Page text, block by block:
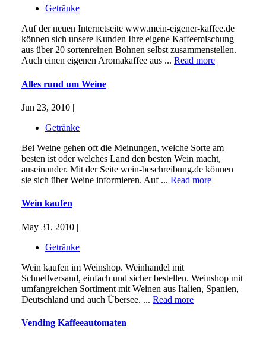
Getränke
Auf der neuen Internetseite www.mein-eigener-kaffee.de
können sich unsere Kunden Ihre eigene Kaffeemischung
aus über 20 sortenreinen Bohnen selbst zusammenstellen.
Auch einen eigenen Aromakaffee aus ... Read more
Alles rund um Weine
Jun 23, 2010 |
Getränke
Bei Weine gehen oft die Meinungen, welche Sorte am
besten ist oder welches Land den besten Wein macht,
auseinander. Mit der Seite wein-beschreibung.de können
sie sich über Weine informieren. Auf ... Read more
Wein kaufen
May 31, 2010 |
Getränke
Wein kaufen im Weinshop. Weinhandel mit
Schnellversand, einfach und sicher bestellen. Weinshop mit
umfangreichen Sortiment mit Weinen aus Italien, Spanien,
Deutschland und auch Übersee. ... Read more
Vending Kaffeeautomaten